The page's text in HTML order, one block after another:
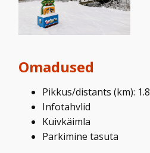
Omadused
Pikkus/distants (km): 1.8
Infotahvlid
Kuivkäimla
Parkimine tasuta